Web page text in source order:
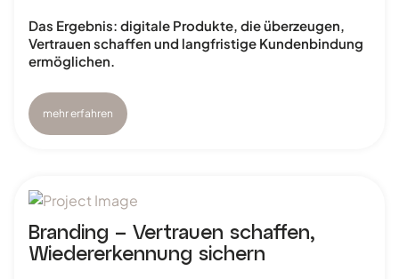
Das Ergebnis: digitale Produkte, die überzeugen,
Vertrauen schaffen und langfristige Kundenbindung
ermöglichen.
mehr erfahren
Branding – Vertrauen schaffen,
Wiedererkennung sichern